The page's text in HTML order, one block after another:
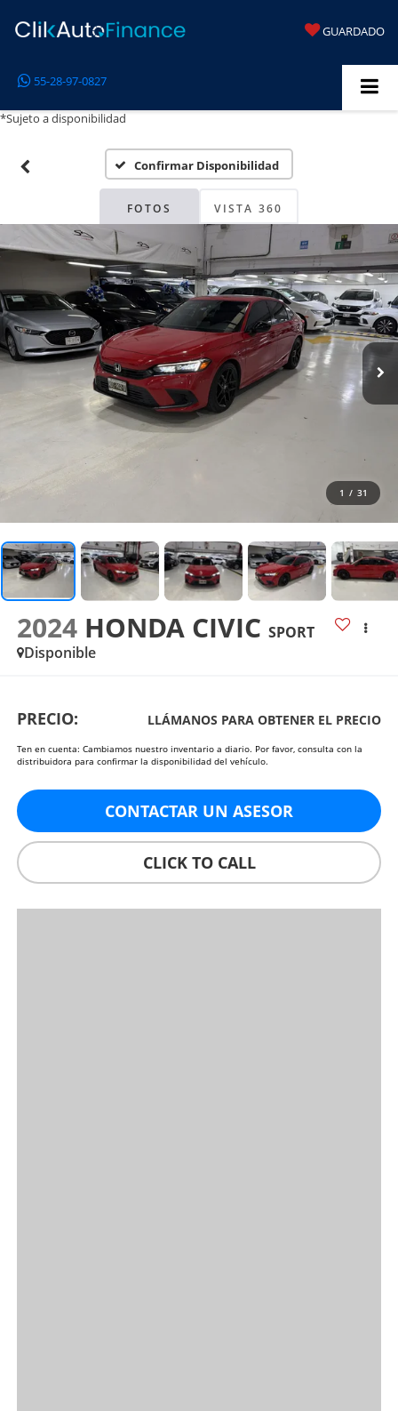
GUARDADO
55-28-97-0827
*Sujeto a disponibilidad
Confirmar Disponibilidad
FOTOS VISTA 360
1 / 31
2024 HONDA CIVIC SPORT
Disponible
PRECIO: LLÁMANOS PARA OBTENER EL PRECIO
Ten en cuenta: Cambiamos nuestro inventario a diario. Por favor, consulta con la
distribuidora para confirmar la disponibilidad del vehículo.
CONTACTAR UN ASESOR
CLICK TO CALL